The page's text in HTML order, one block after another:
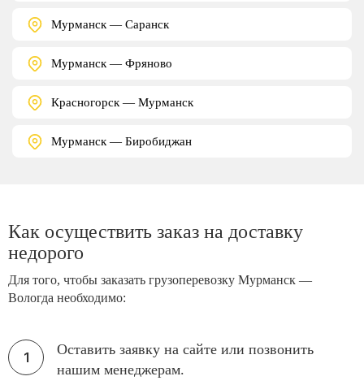
Мурманск — Саранск
Мурманск — Фряново
Красногорск — Мурманск
Мурманск — Биробиджан
Как осуществить заказ на доставку
недорого
Для того, чтобы заказать грузоперевозку Мурманск —
Вологда необходимо:
Оставить заявку на сайте или позвонить
нашим менеджерам.